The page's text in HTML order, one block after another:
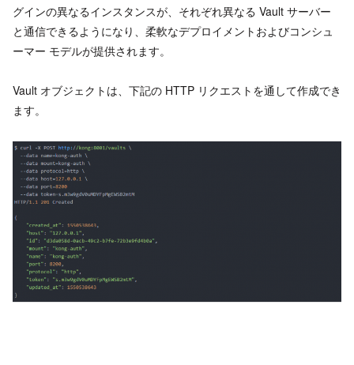
グインの異なるインスタンスが、それぞれ異なる Vault サーバー
と通信できるようになり、柔軟なデプロイメントおよびコンシュ
ーマー モデルが提供されます。
Vault オブジェクトは、下記の HTTP リクエストを通して作成でき
ます。